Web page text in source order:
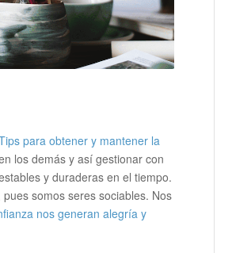
para obtener y mantener la
los demás y así gestionar con
y duraderas en el tiempo.
somos seres sociables. Nos
nos generan alegría y